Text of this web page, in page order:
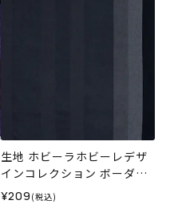
生地 ホビーラホビーレデザ
インコレクション ボーダー
カラードビー＜1N＞
¥209 (税込)